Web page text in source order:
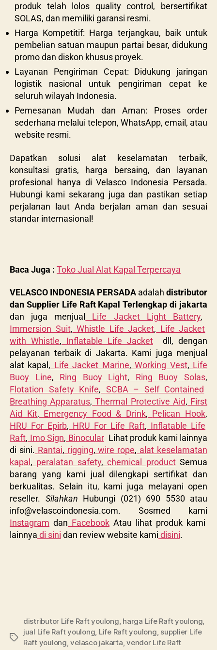
produk telah lolos quality control, bersertifikat
SOLAS, dan memiliki garansi resmi.
Harga Kompetitif: Harga terjangkau, baik untuk
pembelian satuan maupun partai besar, didukung
promo dan diskon khusus proyek.
Layanan Pengiriman Cepat: Didukung jaringan
logistik nasional untuk pengiriman cepat ke
seluruh wilayah Indonesia.
Pemesanan Mudah dan Aman: Proses order
sederhana melalui telepon, WhatsApp, email, atau
website resmi.
Dapatkan solusi alat keselamatan terbaik,
konsultasi gratis, harga bersaing, dan layanan
profesional hanya di Velasco Indonesia Persada.
Hubungi kami sekarang juga dan pastikan setiap
perjalanan laut Anda berjalan aman dan sesuai
standar internasional!
Baca Juga : Toko Jual Alat Kapal Terpercaya
VELASCO INDONESIA PERSADA adalah distributor
dan Supplier Life Raft Kapal Terlengkap di jakarta
dan juga menjual
Life Jacket Light Battery,
Immersion Suit, Whistle Life Jacket, Life Jacket
with Whistle, Inflatable Life Jacket dll, dengan
pelayanan terbaik di Jakarta. Kami juga menjual
alat kapal, Life Jacket Marine, Working Vest, Life
Buoy Line, Ring Buoy Light, Ring Buoy Solas,
Flotation Safety Knife, SCBA – Self Contained
Breathing Apparatus, Thermal Protective Aid, First
Aid Kit, Emergency Food & Drink, Pelican Hook,
HRU For Epirb, HRU For Life Raft, Inflatable Life
Raft, Imo Sign, BinocularLihat produk kami lainnya
di sini. Rantai, rigging, wire rope, alat keselamatan
kapal , peralatan safety, chemical productSemua
barang yang kami jual dilengkapi sertifikat dan
berkualitas. Selain itu, kami juga melayani open
reseller. Silahkan Hubungi (021) 690 5530 atau
info@velascoindonesia.com. Sosmed kami
Instagram dan Facebook Atau lihat produk kami
lainnya di sini dan review website kami disini.
distributor Life Raft youlong harga Life Raft youlong
jual Life Raft youlong Life Raft youlong supplier Life
Raft youlong ,velasco jakarta ,vendor Life Raft